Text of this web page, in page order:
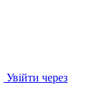
Увійти через